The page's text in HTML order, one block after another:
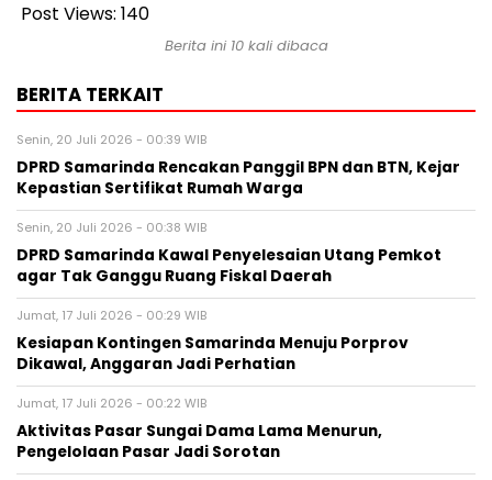
Post Views: 140
Berita ini 10 kali dibaca
BERITA TERKAIT
Senin, 20 Juli 2026 - 00:39 WIB
DPRD Samarinda Rencakan Panggil BPN dan BTN, Kejar
Kepastian Sertifikat Rumah Warga
Senin, 20 Juli 2026 - 00:38 WIB
DPRD Samarinda Kawal Penyelesaian Utang Pemkot
agar Tak Ganggu Ruang Fiskal Daerah
Jumat, 17 Juli 2026 - 00:29 WIB
Kesiapan Kontingen Samarinda Menuju Porprov
Dikawal, Anggaran Jadi Perhatian
Jumat, 17 Juli 2026 - 00:22 WIB
Aktivitas Pasar Sungai Dama Lama Menurun,
Pengelolaan Pasar Jadi Sorotan